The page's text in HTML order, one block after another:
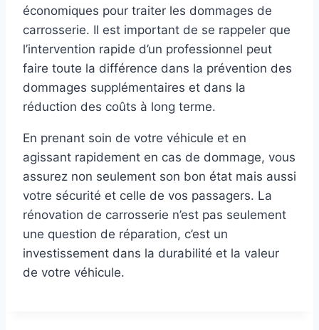
économiques pour traiter les dommages de
carrosserie. Il est important de se rappeler que
l’intervention rapide d’un professionnel peut
faire toute la différence dans la prévention des
dommages supplémentaires et dans la
réduction des coûts à long terme.
En prenant soin de votre véhicule et en
agissant rapidement en cas de dommage, vous
assurez non seulement son bon état mais aussi
votre sécurité et celle de vos passagers. La
rénovation de carrosserie n’est pas seulement
une question de réparation, c’est un
investissement dans la durabilité et la valeur
de votre véhicule.